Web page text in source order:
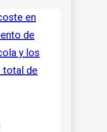
en
de
y los
total de